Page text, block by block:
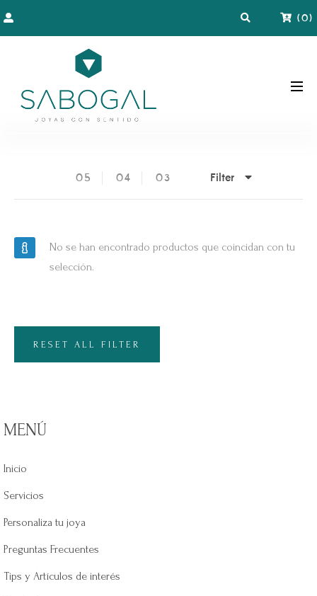
(0)
05 04 03 Filter
No se han encontrado productos que coincidan con tu
selección.
RESET ALL FILTER
MENÚ
Inicio
Servicios
Personaliza tu joya
Preguntas Frecuentes
Tips y Artículos de interés